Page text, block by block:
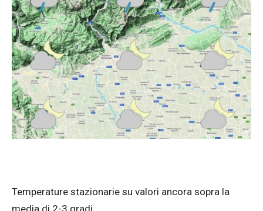
Temperature stazionarie su valori ancora sopra la
media di 2-3 gradi.